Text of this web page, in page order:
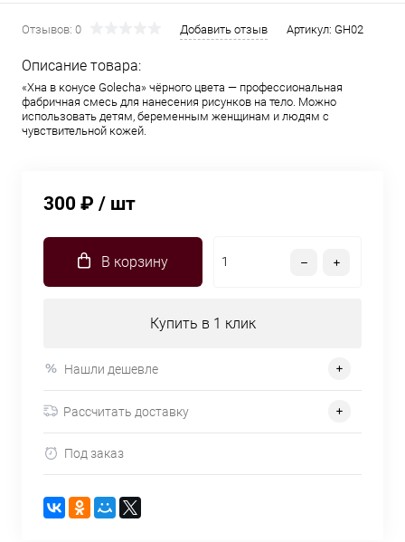
Отзывов: 0 Добавить отзыв Артикул: GH02
Описание товара:
«Хна в конусе Golecha» чёрного цвета — профессиональная
фабричная смесь для нанесения рисунков на тело. Можно
использовать детям, беременным женщинам и людям с
чувствительной кожей.
300 ₽ / шт
В корзину
Купить в 1 клик
Нашли дешевле
Рассчитать доставку
Под заказ